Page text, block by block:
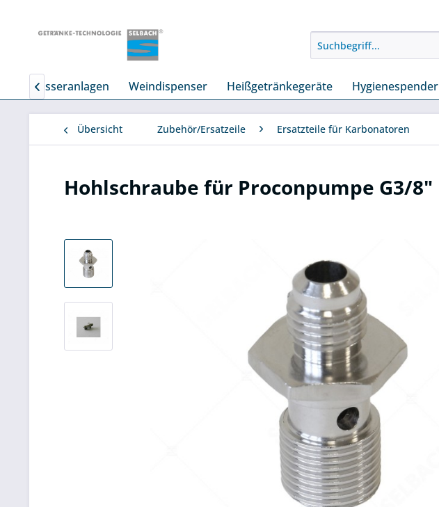
Tafelwasseranlagen Weindispenser Heißgetränkegeräte Hygienespender

Übersicht Zubehör/Ersatzeile Ersatzteile für Karbonatoren
Hohlschraube für Proconpumpe G3/8"